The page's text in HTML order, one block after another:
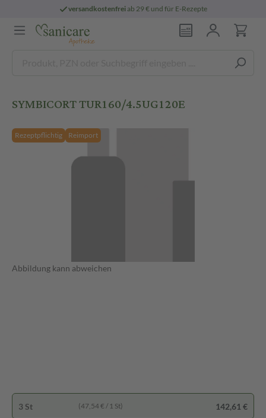
versandkostenfreiab 29 € und für E-Rezepte
SYMBICORT TUR160/4.5UG120E
Rezeptpflichtig Reimport
Abbildung kann abweichen
3 St (47,54 € / 1 St) 142,61 €